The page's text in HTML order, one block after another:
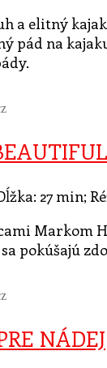
a elitný
pád na
27 min;
Markom
pokúšajú
NÁDEJ